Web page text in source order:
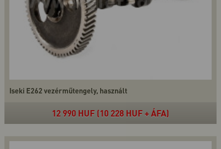
Iseki E262 vezérműtengely, használt
12 990 HUF (10 228 HUF + ÁFA)